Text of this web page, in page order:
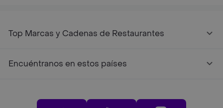
Top Marcas y Cadenas de Restaurantes
Encuéntranos en estos países